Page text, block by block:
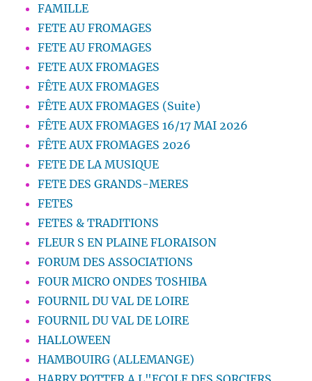
FAMILLE
FETE AU FROMAGES
FETE AU FROMAGES
FETE AUX FROMAGES
FÊTE AUX FROMAGES
FÊTE AUX FROMAGES (Suite)
FÊTE AUX FROMAGES 16/17 MAI 2026
FÊTE AUX FROMAGES 2026
FETE DE LA MUSIQUE
FETE DES GRANDS-MERES
FETES
FETES & TRADITIONS
FLEUR S EN PLAINE FLORAISON
FORUM DES ASSOCIATIONS
FOUR MICRO ONDES TOSHIBA
FOURNIL DU VAL DE LOIRE
FOURNIL DU VAL DE LOIRE
HALLOWEEN
HAMBOUIRG (ALLEMANGE)